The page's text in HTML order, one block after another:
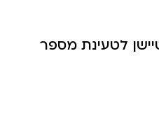
לטעינת מספר